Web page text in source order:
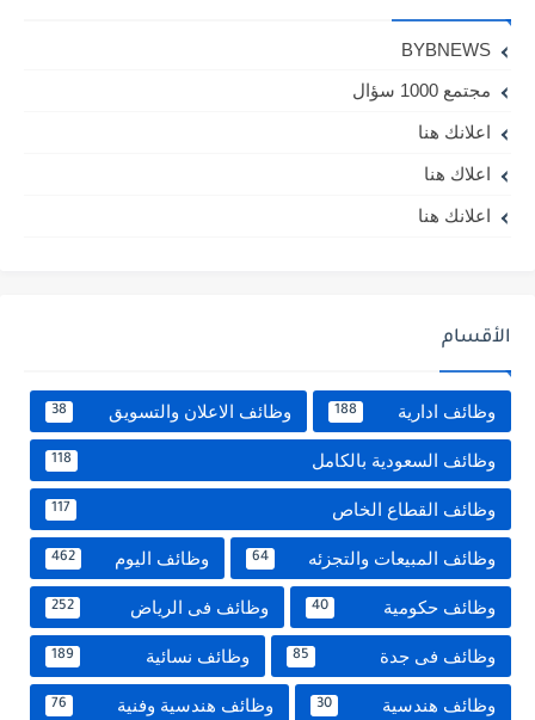
BYBNEWS
مجتمع 1000 سؤال
اعلانك هنا
اعلاك هنا
اعلانك هنا
الأقسام
وظائف ادارية 188 وظائف الاعلان والتسويق 38
وظائف السعودية بالكامل 118
وظائف القطاع الخاص 117
وظائف المبيعات والتجزئه 64 وظائف اليوم 462
وظائف حكومية 40 وظائف فى الرياض 252
وظائف فى جدة 85 وظائف نسائية 189
وظائف هندسية 30 وظائف هندسية وفنية 76